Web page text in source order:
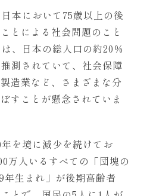
本において75歳以上の後
とによる社会問題のこと
、日本の総人口の約20％
測されていて、社会保障
造業など、さまざまな分
すことが懸念されていま
を境に減少を続けてお
万人いるすべての「団塊の
年生まれ」が後期高齢者